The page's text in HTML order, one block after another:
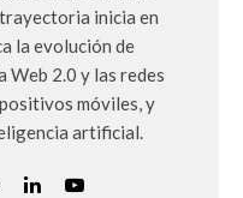
inicia en
la evolución de
Web 2.0 y las redes
móviles, y
artificial.